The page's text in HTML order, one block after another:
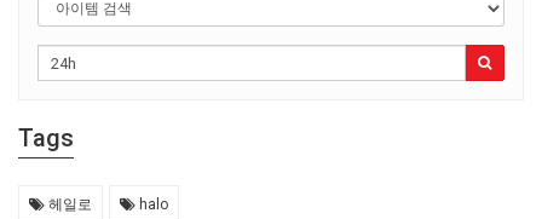
Tags
헤일로 halo